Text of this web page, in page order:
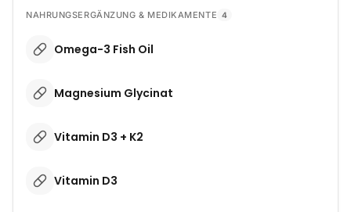
NAHRUNGSERGÄNZUNG & MEDIKAMENTE 4
Omega-3 Fish Oil
Magnesium Glycinat
Vitamin D3 + K2
Vitamin D3